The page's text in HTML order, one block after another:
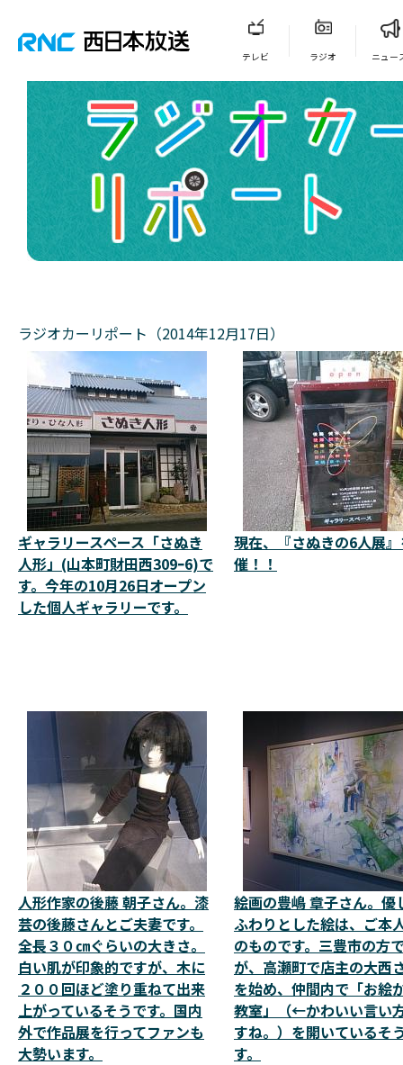
テレビ ラジオ ニュー
ラジオカーリポート（2014年12月17日）
ギャラリースペース「さぬき
人形」(山本町財田西309ｰ6)で
す。今年の10月26日オープン
した個人ギャラリーです。
現在、『さぬきの6人展
催！！
人形作家の後藤 朝子さん。漆
芸の後藤さんとご夫妻です。
全長３０㎝ぐらいの大きさ。
白い肌が印象的ですが、木に
２００回ほど塗り重ねて出来
上がっているそうです。国内
外で作品展を行ってファンも
大勢います。
絵画の豊嶋 章子さん。優
ふわりとした絵は、ご本
のものです。三豊市の方
が、高瀬町で店主の大西
を始め、仲間内で「お絵
教室」（←かわいい言い
すね。）を開いているそ
す。